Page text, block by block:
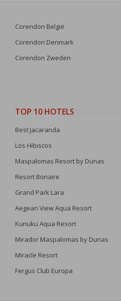
Corendon België
Corendon Denmark
Corendon Zweden
TOP 10 HOTELS
Best Jacaranda
Los Hibiscos
Maspalomas Resort by Dunas
Resort Bonaire
Grand Park Lara
Aegean View Aqua Resort
Kunuku Aqua Resort
Mirador Maspalomas by Dunas
Miracle Resort
Fergus Club Europa